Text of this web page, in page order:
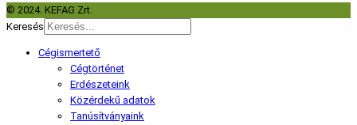
© 2024. KEFAG Zrt.
Keresés
Cégismertető
Cégtörténet
Erdészeteink
Közérdekű adatok
Tanúsítványaink